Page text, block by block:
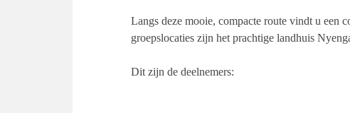
Langs deze mooie, compacte route vindt u een
groepslocaties zijn het prachtige landhuis
Dit zijn de deelnemers: